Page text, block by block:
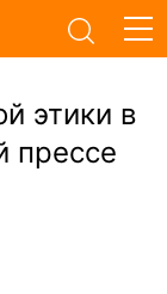
этики в
прессе